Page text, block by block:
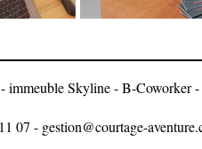
- immeuble Skyline - B-
07 - gestion@courtage-